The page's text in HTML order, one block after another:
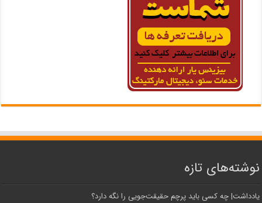
نوشته‌های تازه
یادداشت| ‌چه کسی باید پرچم حقیقت‌جویی را نگه دارد؟